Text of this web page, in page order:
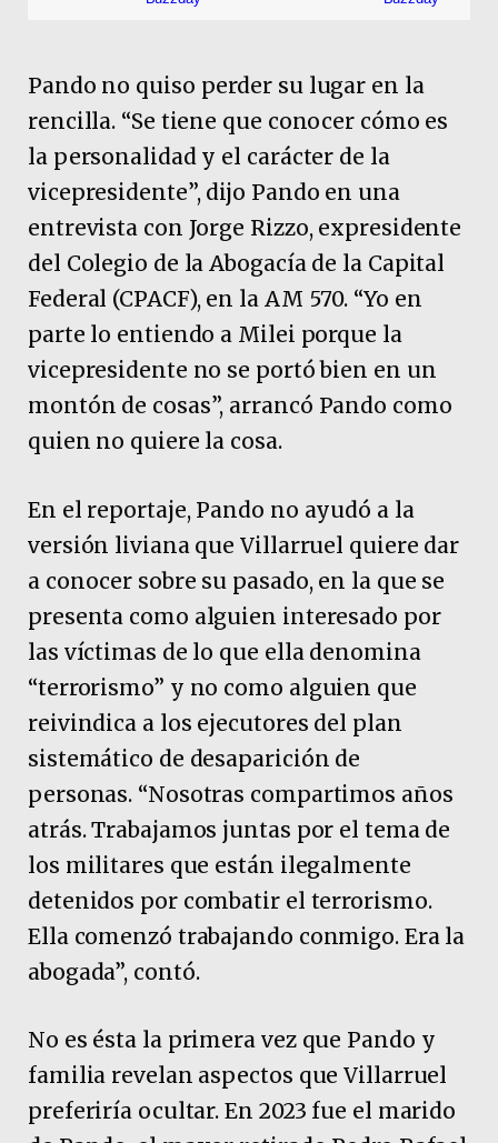
Pando no quiso perder su lugar en la
rencilla. “Se tiene que conocer cómo es
la personalidad y el carácter de la
vicepresidente”, dijo Pando en una
entrevista con Jorge Rizzo, expresidente
del Colegio de la Abogacía de la Capital
Federal (CPACF), en la AM 570. “Yo en
parte lo entiendo a Milei porque la
vicepresidente no se portó bien en un
montón de cosas”, arrancó Pando como
quien no quiere la cosa.
En el reportaje, Pando no ayudó a la
versión liviana que Villarruel quiere dar
a conocer sobre su pasado, en la que se
presenta como alguien interesado por
las víctimas de lo que ella denomina
“terrorismo” y no como alguien que
reivindica a los ejecutores del plan
sistemático de desaparición de
personas. “Nosotras compartimos años
atrás. Trabajamos juntas por el tema de
los militares que están ilegalmente
detenidos por combatir el terrorismo.
Ella comenzó trabajando conmigo. Era la
abogada”, contó.
No es ésta la primera vez que Pando y
familia revelan aspectos que Villarruel
preferiría ocultar. En 2023 fue el marido